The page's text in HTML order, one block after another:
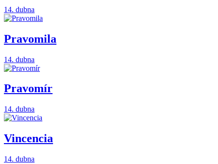
14. dubna
Pravomila
14. dubna
Pravomír
14. dubna
Vincencia
14. dubna